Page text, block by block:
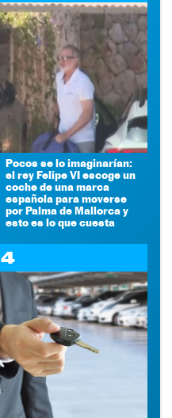
Pocos se lo imaginarían:
el rey Felipe VI escoge un
coche de una marca
española para moverse
por Palma de Mallorca y
esto es lo que cuesta
4